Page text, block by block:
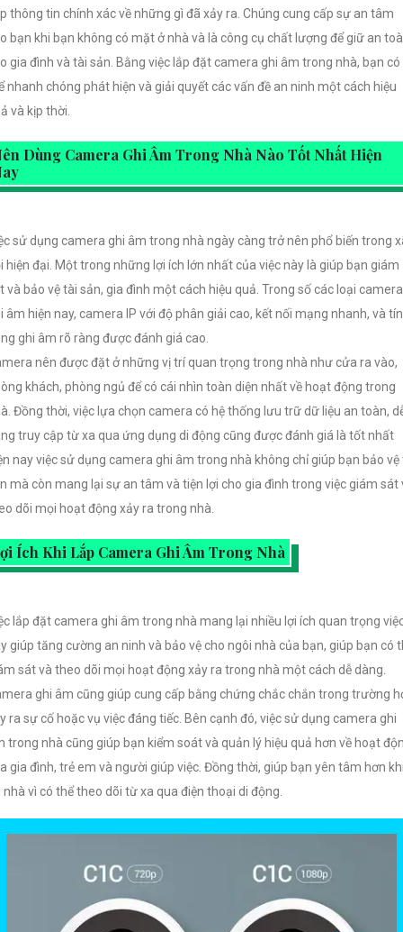
thông tin chính xác về những gì đã xảy ra. Chúng cung cấp sự an tâm
bạn khi bạn không có mặt ở nhà và là công cụ chất lượng để giữ an
gia đình và tài sản. Bằng việc lắp đặt camera ghi âm trong nhà, bạn có
nhanh chóng phát hiện và giải quyết các vấn đề an ninh một cách hiệu
và kịp thời.
Dùng Camera Ghi Âm Trong Nhà Nào Tốt Nhất Hiện
sử dụng camera ghi âm trong nhà ngày càng trở nên phổ biến trong
hiện đại. Một trong những lợi ích lớn nhất của việc này là giúp bạn giám
và bảo vệ tài sản, gia đình một cách hiệu quả. Trong số các loại camera
âm hiện nay, camera IP với độ phân giải cao, kết nối mạng nhanh, và
ghi âm rõ ràng được đánh giá cao.
nên được đặt ở những vị trí quan trọng trong nhà như cửa ra vào,
khách, phòng ngủ để có cái nhìn toàn diện nhất về hoạt động trong
Đồng thời, việc lựa chọn camera có hệ thống lưu trữ dữ liệu an toàn,
truy cập từ xa qua ứng dụng di động cũng được đánh giá là tốt nhất
nay việc sử dụng camera ghi âm trong nhà không chỉ giúp bạn bảo vệ
mà còn mang lại sự an tâm và tiện lợi cho gia đình trong việc giám sát
dõi mọi hoạt động xảy ra trong nhà.
Ích Khi Lắp Camera Ghi Âm Trong Nhà
lắp đặt camera ghi âm trong nhà mang lại nhiều lợi ích quan trọng
giúp tăng cường an ninh và bảo vệ cho ngôi nhà của bạn, giúp bạn có
sát và theo dõi mọi hoạt động xảy ra trong nhà một cách dễ dàng.
ghi âm cũng giúp cung cấp bằng chứng chắc chắn trong trường
ra sự cố hoặc vụ việc đáng tiếc. Bên cạnh đó, việc sử dụng camera ghi
trong nhà cũng giúp bạn kiểm soát và quản lý hiệu quả hơn về hoạt
gia đình, trẻ em và người giúp việc. Đồng thời, giúp bạn yên tâm hơn
nhà vì có thể theo dõi từ xa qua điện thoại di động.